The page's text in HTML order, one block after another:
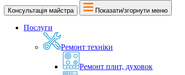
Консультація майстра Показати/згорнути меню
Послуги
Ремонт техніки
Ремонт плит, духовок